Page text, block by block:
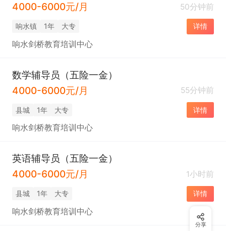
4000-6000元/月
50分钟前
响水镇 1年 大专 详情
响水剑桥教育培训中心
数学辅导员（五险一金）
4000-6000元/月
55分钟前
县城 1年 大专 详情
响水剑桥教育培训中心
英语辅导员（五险一金）
4000-6000元/月
1小时前
县城 1年 大专 详情
响水剑桥教育培训中心
分享